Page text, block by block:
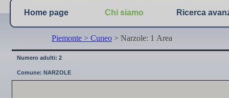
Home page Chi siamo Ricerca
Numero adulti: 2
Comune: NARZOLE
Piemonte > Cuneo > Narzole: 1 Area